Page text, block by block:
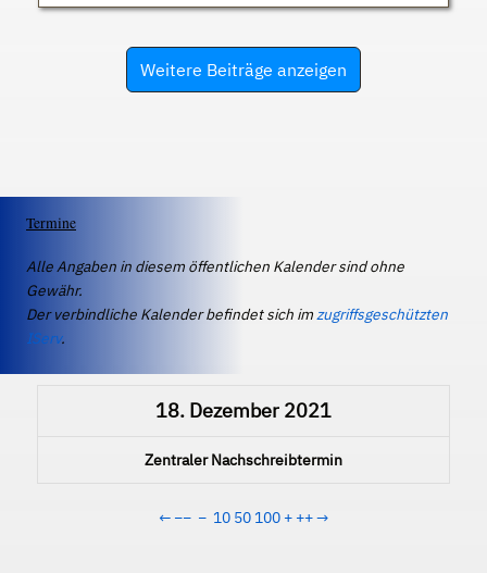
Weitere Beiträge anzeigen
Termine
Alle Angaben in diesem öffentlichen Kalender sind ohne
Gewähr.
Der verbindliche Kalender befindet sich imzugriffsgeschützten
IServ.
18. Dezember 2021
Zentraler Nachschreibtermin
← −− − 10 50 100 + ++→